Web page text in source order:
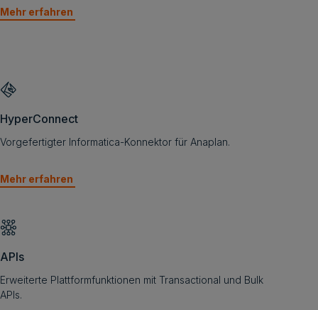
Mehr erfahren
HyperConnect
Vorgefertigter Informatica-Konnektor für Anaplan.
Mehr erfahren
APIs
Erweiterte Plattformfunktionen mit Transactional und Bulk
APIs.